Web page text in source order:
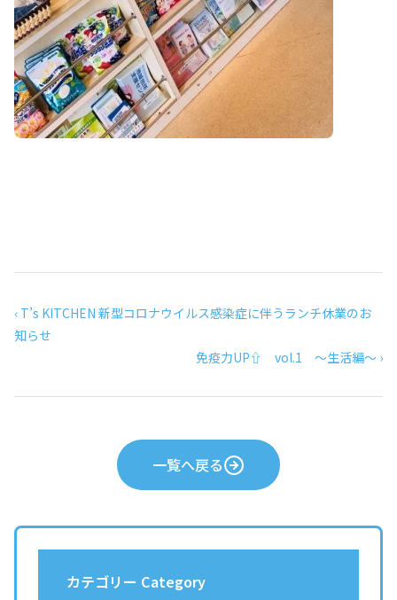
‹ T’s KITCHEN 新型コロナウイルス感染症に伴うランチ休業のお
知らせ
免疫力UP⇧ vol.1 ～生活編～ ›
一覧へ戻る
カテゴリー Category